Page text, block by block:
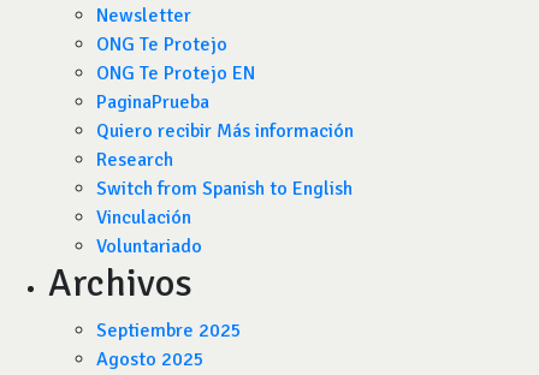
Newsletter
ONG Te Protejo
ONG Te Protejo EN
PaginaPrueba
Quiero recibir Más información
Research
Switch from Spanish to English
Vinculación
Voluntariado
Archivos
Septiembre 2025
Agosto 2025